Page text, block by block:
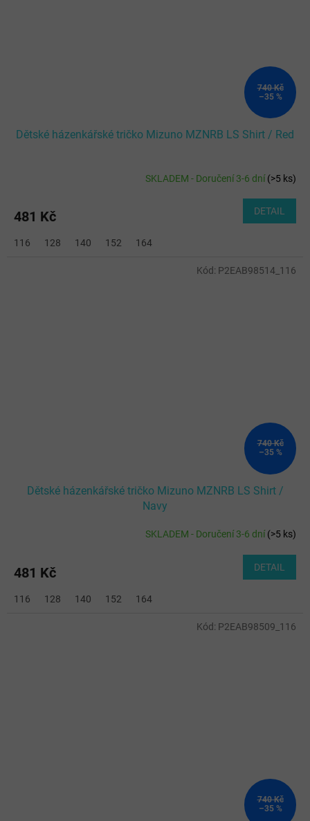
740 Kč
–35 %
Dětské házenkářské tričko Mizuno MZNRB LS Shirt / Red
SKLADEM - Doručení 3-6 dní(>5 ks)
481 Kč DETAIL
116 128 140 152 164
740 Kč
–35 %
Dětské házenkářské tričko Mizuno MZNRB LS Shirt /
Navy
SKLADEM - Doručení 3-6 dní(>5 ks)
481 Kč DETAIL
116 128 140 152 164
Kód: P2EAB98514_116
740 Kč
–35 %
Kód: P2EAB98509_116